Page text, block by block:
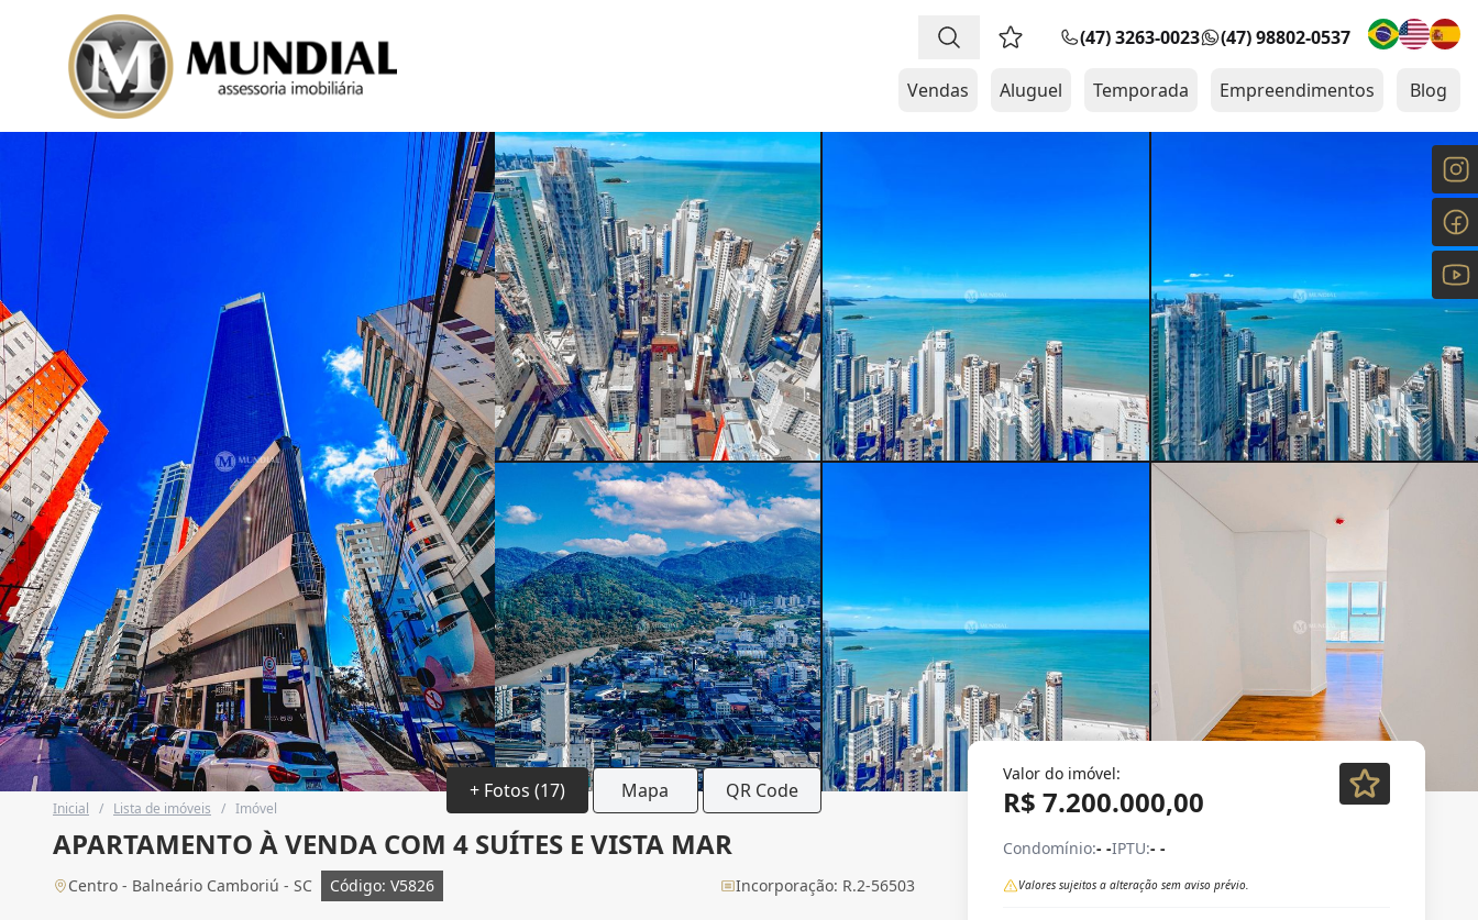
Favoritos (0 itens)
(47) 3263-0023 (47) 98802-0537
Vendas Aluguel Temporada Empreendimentos Blog
+ Fotos (17) Mapa QR Code
Inicial / Lista de imóveis / Imóvel
APARTAMENTO À VENDA COM 4 SUÍTES E VISTA MAR
Centro - Balneário Camboriú - SC Código: V5826 Incorporação: R.2-56503
Valor do imóvel:
R$ 7.200.000,00
Condomínio:- -IPTU:- -
Valores sujeitos a alteração sem aviso prévio.